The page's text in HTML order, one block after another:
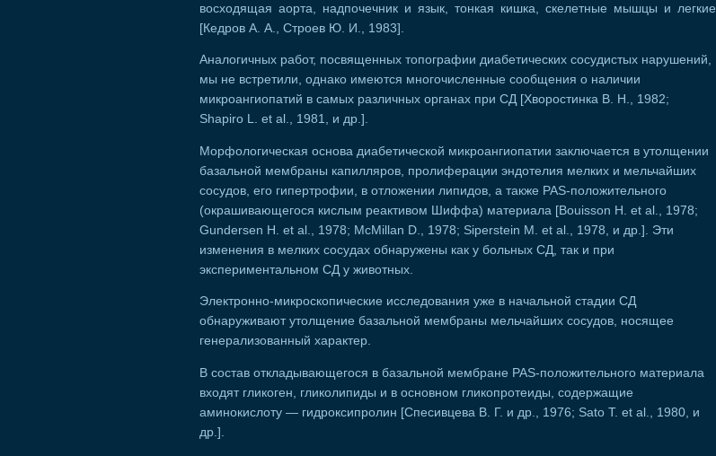
восходящая аорта, надпочечник и язык, тонкая кишка, скелетные мышцы и легкие
[Кедров А. А., Строев Ю. И., 1983].
Аналогичных работ, посвященных топографии диабетических сосудистых нарушений,
мы не встретили, однако имеются многочисленные сообщения о наличии
микроангиопатий в самых различных органах при СД [Хворостинка В. Н., 1982;
Shapiro L. et al., 1981, и др.].
Морфологическая основа диабетической микроангиопатии заключается в утолщении
базальной мембраны капилляров, пролиферации эндотелия мелких и мельчайших
сосудов, его гипертрофии, в отложении липидов, а также PAS-положительного
(окрашивающегося кислым реактивом Шиффа) материала [Bouisson Н. et al., 1978;
Gundersen Н. et al., 1978; McMillan D., 1978; Siperstein M. et al., 1978, и др.]. Эти
изменения в мелких сосудах обнаружены как у больных СД, так и при
экспериментальном СД у животных.
Электронно-микроскопические исследования уже в начальной стадии СД
обнаруживают утолщение базальной мембраны мельчайших сосудов, носящее
генерализованный характер.
В состав откладывающегося в базальной мембране PAS-положительного материала
входят гликоген, гликолипиды и в основном гликопротеиды, содержащие
аминокислоту — гидроксипролин [Спесивцева В. Г. и др., 1976; Sato Т. et al., 1980, и
др.].